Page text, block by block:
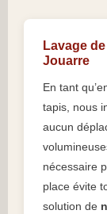
Lavage
Jouarre
En tant
tapis, nous
aucun
nécessaire
place évite
solution de